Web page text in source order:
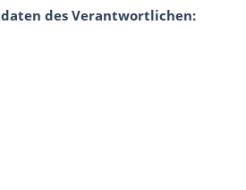
des Verantwortlichen: